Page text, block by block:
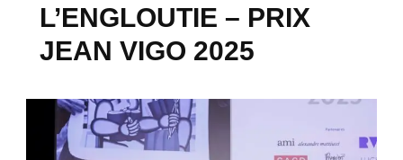
L’ENGLOUTIE – PRIX
JEAN VIGO 2025